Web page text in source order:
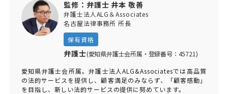
監修：弁護士 井本 敬善
弁護士法人ALG＆Associates
名古屋法律事務所 所長
保有資格
弁護士(愛知県弁護士会所属・登録番号：45721)
愛知県弁護士会所属。弁護士法人ALG&Associatesでは高品質
の法的サービスを提供し、顧客満足のみならず、「顧客感動」
を目指し、新しい法的サービスの提供に努めています。